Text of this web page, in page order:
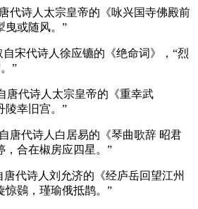
代诗人太宗皇帝的《咏兴国寺佛殿前
曳或随风。”
自宋代诗人徐应镳的《绝命词》，“烈
”
唐代诗人太宗皇帝的《重幸武
陵幸旧宫。”
唐代诗人白居易的《琴曲歌辞 昭君
，合在椒房应四星。”
唐代诗人刘允济的《经庐岳回望江州
惊鷃，瑾瑜俄抵鹊。”